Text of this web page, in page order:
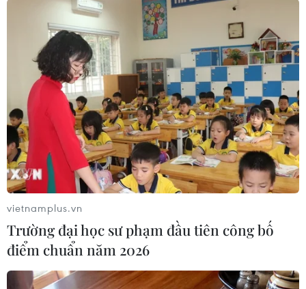
#Gazprom #Baltic Pipe
#Đường ống dẫn khí đốt
Ba Lan Nga
vietnamplus.vn
Trường đại học sư phạm đầu tiên công bố
điểm chuẩn năm 2026